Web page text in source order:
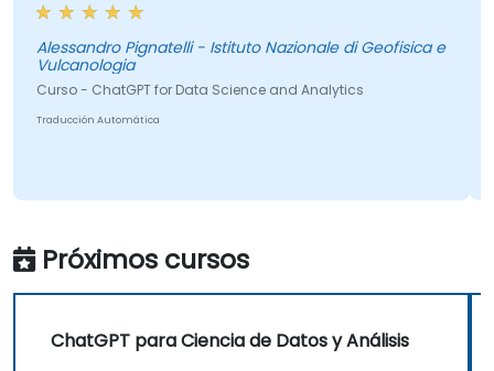
Alessandro Pignatelli - Istituto Nazionale di Geofisica e
Vulcanologia
Curso - ChatGPT for Data Science and Analytics
Traducción Automática
Próximos cursos
ChatGPT para Ciencia de Datos y Análisis